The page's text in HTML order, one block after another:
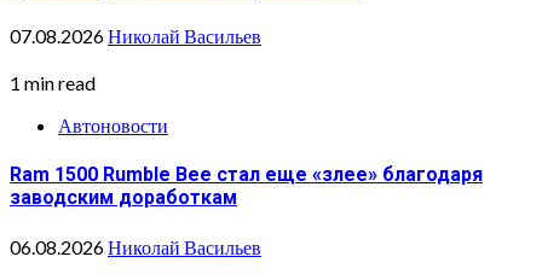
07.08.2026Николай Васильев
1 min read
Автоновости
Ram 1500 Rumble Bee стал еще «злее» благодаря
заводским доработкам
06.08.2026Николай Васильев